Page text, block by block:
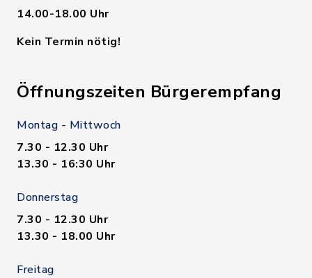
14.00-18.00 Uhr
Kein Termin nötig!
Öffnungszeiten Bürgerempfang
Montag - Mittwoch
7.30 - 12.30 Uhr
13.30 - 16:30 Uhr
Donnerstag
7.30 - 12.30 Uhr
13.30 - 18.00 Uhr
Freitag